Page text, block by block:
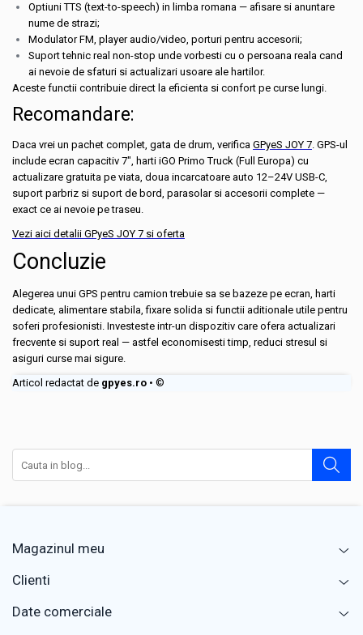
Optiuni TTS (text-to-speech) in limba romana — afisare si anuntare
nume de strazi;
Modulator FM, player audio/video, porturi pentru accesorii;
Suport tehnic real non-stop unde vorbesti cu o persoana reala cand
ai nevoie de sfaturi si actualizari usoare ale hartilor.
Aceste functii contribuie direct la eficienta si confort pe curse lungi.
Recomandare:
Daca vrei un pachet complet, gata de drum, verifica GPyeS JOY 7. GPS-ul
include ecran capacitiv 7", harti iGO Primo Truck (Full Europa) cu
actualizare gratuita pe viata, doua incarcatoare auto 12–24V USB-C,
suport parbriz si suport de bord, parasolar si accesorii complete —
exact ce ai nevoie pe traseu.
Vezi aici detalii GPyeS JOY 7 si oferta
Concluzie
Alegerea unui GPS pentru camion trebuie sa se bazeze pe ecran, harti
dedicate, alimentare stabila, fixare solida si functii aditionale utile pentru
soferi profesionisti. Investeste intr-un dispozitiv care ofera actualizari
frecvente si suport real — astfel economisesti timp, reduci stresul si
asiguri curse mai sigure.
Articol redactat de gpyes.ro • ©
Magazinul meu
Clienti
Date comerciale